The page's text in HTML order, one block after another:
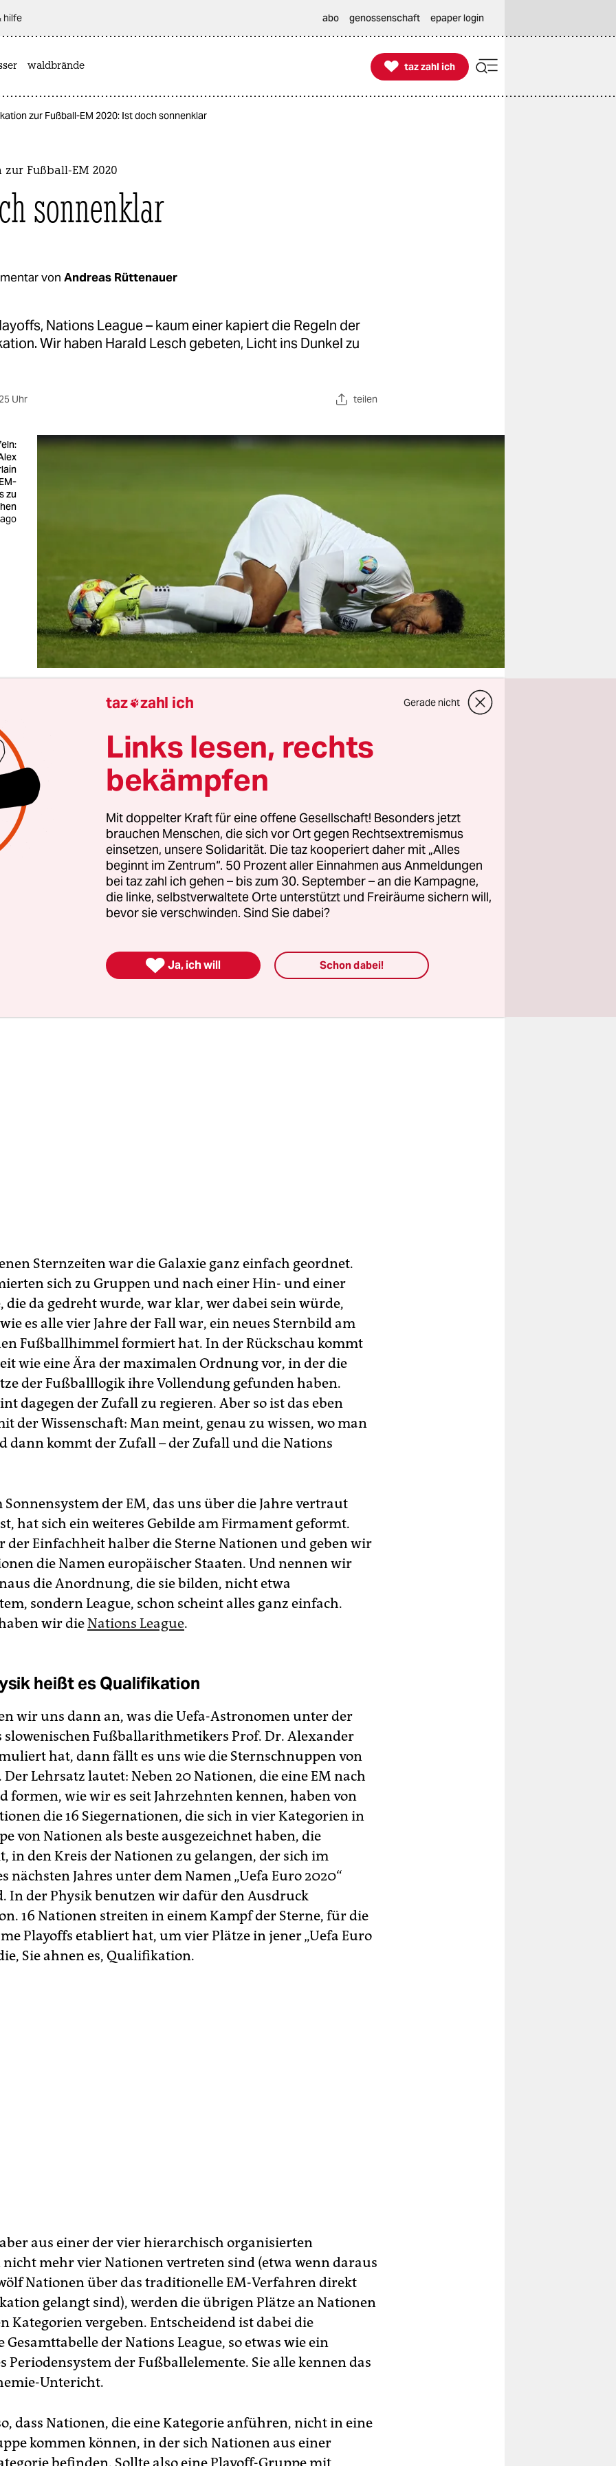
hilfe abo genossenschaft epaper login
waldbrände 
taz zahl ich
taz zahl ich
zur Fußball-EM 2020: Ist doch sonnenklar
Fußball-EM 2020
sonnenklar
von Andreas Rüttenauer
Nations League – kaum einer kapiert die Regeln der
Wir haben Harald Lesch gebeten, Licht ins Dunkel zu
Uhr teilen
zu
fasziniert die Menschen. Anders ist das schon mit den
Verbänden. Die haben den Fußball im Griff und doch
nichts mit uns zu tun. Sie sind ein Faszinosum wie das
schwarze Löcher, dunkle Energie, Euronenströme, dunkle
dann gibt es Bereiche, die direkt etwas mit uns, den
zu tun haben.
die großen Ereignisse in der Fußballgalaxie anstehen,
nach Nyon, von wo aus die europäische Fußballsonne der
Sie definiert die Regeln, nach denen die großen und
großen Spektakel am Fußballfirmament stattfindet? Wer
kein Lichtim Fußballsommer 2020?
Sternzeiten war die Galaxie ganz einfach geordnet.
sich zu Gruppen und nach einer Hin- und einer
die da gedreht wurde, war klar, wer dabei sein würde,
es alle vier Jahre der Fall war, ein neues Sternbild am
Fußballhimmel formiert hat. In der Rückschau kommt
wie eine Ära der maximalen Ordnung vor, in der die
der Fußballlogik ihre Vollendung gefunden haben.
dagegen der Zufall zu regieren. Aber so ist das eben
der Wissenschaft: Man meint, genau zu wissen, wo man
dann kommt der Zufall – der Zufall und die Nations
Sonnensystem der EM, das uns über die Jahre vertraut
hat sich ein weiteres Gebilde am Firmament geformt.
der Einfachheit halber die Sterne Nationen und geben wir
die Namen europäischer Staaten. Und nennen wir
die Anordnung, die sie bilden, nicht etwa
sondern League, schon scheint alles ganz einfach.
wir dieNations League.
heißt es Qualifikation
wir uns dann an, was die Uefa-Astronomen unter der
slowenischen Fußballarithmetikers Prof. Dr. Alexander
hat, dann fällt es uns wie die Sternschnuppen von
Der Lehrsatz lautet: Neben 20 Nationen, die eine EM nach
formen, wie wir es seit Jahrzehnten kennen, haben von
die 16 Siegernationen, die sich in vier Kategorien in
von Nationen als beste ausgezeichnet haben, die
in den Kreis der Nationen zu gelangen, der sich im
nächsten Jahres unter dem Namen „Uefa Euro 2020“
In der Physik benutzen wir dafür den Ausdruck
16 Nationen streiten in einem Kampf der Sterne, für die
Playoffs etabliert hat, um vier Plätze in jener „Uefa Euro
Sie ahnen es, Qualifikation.
aus einer der vier hierarchisch organisierten
mehr vier Nationen vertreten sind (etwa wenn daraus
Nationen über das traditionelle EM-Verfahren direkt
gelangt sind), werden die übrigen Plätze an Nationen
Kategorien vergeben. Entscheidend ist dabei die
Gesamttabelle der Nations League, so etwas wie ein
Periodensystem der Fußballelemente. Sie alle kennen das
Untericht.
dass Nationen, die eine Kategorie anführen, nicht in eine
kommen können, in der sich Nationen aus einer
taz zahl ich Gerade nicht
Links lesen, rechts
bekämpfen
Mit doppelter Kraft für eine offene Gesellschaft! Besonders jetzt
brauchen Menschen, die sich vor Ort gegen Rechtsextremismus
einsetzen, unsere Solidarität. Die taz kooperiert daher mit „Alles
beginnt im Zentrum“. 50 Prozent aller Einnahmen aus Anmeldungen
bei taz zahl ich gehen – bis zum 30. September – an die Kampagne,
die linke, selbstverwaltete Orte unterstützt und Freiräume sichern will,
bevor sie verschwinden. Sind Sie dabei?
 Ja, ich will Schon dabei!